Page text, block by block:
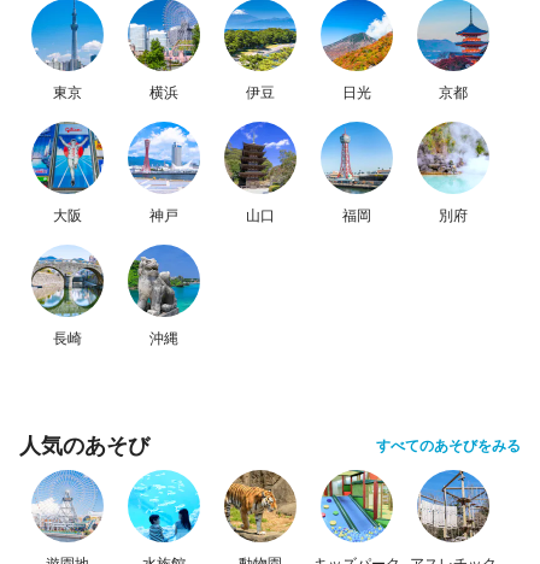
東京 横浜 伊豆 日光 京都
大阪 神戸 山口 福岡 別府
長崎 沖縄
人気のあそび すべてのあそびをみる